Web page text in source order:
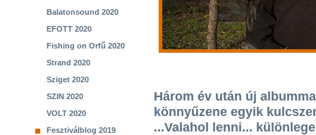
Balatonsound 2020
EFOTT 2020
Fishing on Orfű 2020
Strand 2020
Sziget 2020
SZIN 2020
VOLT 2020
Fesztiválblog 2019
Három év után új
könnyűzene egyik
...Valahol lenni...